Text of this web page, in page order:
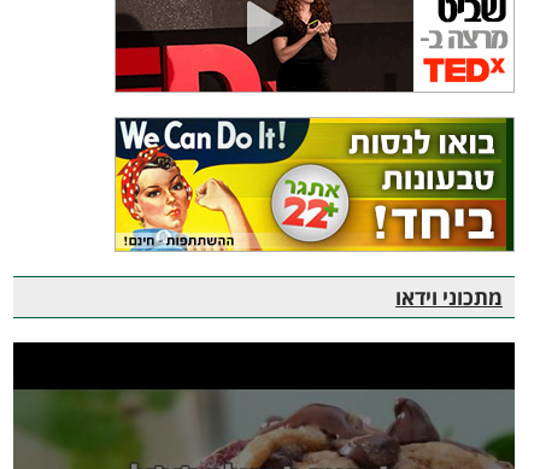
מתכוני וידאו